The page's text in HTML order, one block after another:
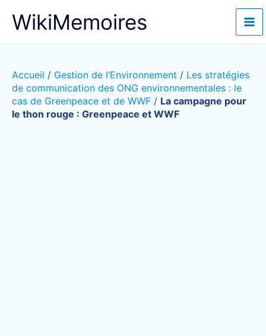
WikiMemoires
Accueil / Gestion de l’Environnement / Les stratégies
de communication des ONG environnementales : le
cas de Greenpeace et de WWF / La campagne pour
le thon rouge : Greenpeace et WWF